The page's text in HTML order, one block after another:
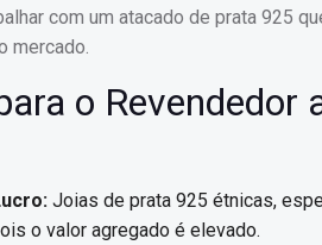
com um atacado de prata 925
mercado.
o
Joias de prata 925 étnicas,
o valor agregado é elevado.